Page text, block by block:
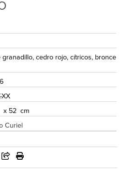
granadillo, cedro rojo, cítricos, bronce
XX
x 52 cm
Curiel